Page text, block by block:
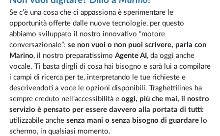
Se c’è una cosa che ci appassiona è sperimentare le
opportunità offerte dalle nuove tecnologie, per questo
abbiamo sviluppato il nostro innovativo “motore
conversazionale”: se non vuoi o non puoi scrivere, parla con
Marino, il nostro preparatissimo Agente AI , da oggi anche
vocale. Ti basta dirgli di cosa hai bisogno e sarà lui a compilare
i campi di ricerca per te, interpretando le tue richieste e
descrivendoti a voce le opzioni disponibili. Traghettilines ha
sempre creduto nell’accessibilità e oggi, più che mai, il nostro
servizio è pensato per essere davvero alla portata di tutti:
utilizzabile anche senza mani o senza bisogno di guardarelo
schermo, in qualsiasi momento.